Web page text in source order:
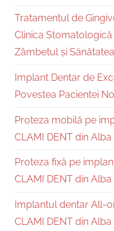
Tratamentul de
Clinica
Zâmbetul și
Implant Dentar de
Povestea Pacientei
Proteza mobilă pe
CLAMI DENT din Alba
Proteza fixă pe
CLAMI DENT din Alba
Implantul dentar All-
CLAMI DENT din Alba